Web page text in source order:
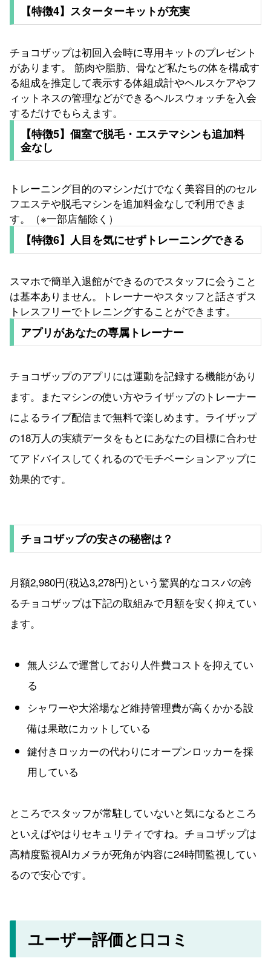
【特徴4】スターターキットが充実
チョコザップは初回入会時に専用キットのプレゼント
があります。 筋肉や脂肪、骨など私たちの体を構成す
る組成を推定して表示する体組成計やヘルスケアやフ
ィットネスの管理などができるヘルスウォッチを入会
するだけでもらえます。
【特徴5】個室で脱毛・エステマシンも追加料
金なし
トレーニング目的のマシンだけでなく美容目的のセル
フエステや脱毛マシンを追加料金なしで利用できま
す。（※一部店舗除く）
【特徴6】人目を気にせずトレーニングできる
スマホで簡単入退館ができるのでスタッフに会うこと
は基本ありません。トレーナーやスタッフと話さずス
トレスフリーでトレニングすることができます。
アプリがあなたの専属トレーナー
チョコザップのアプリには運動を記録する機能があり
ます。またマシンの使い方やライザップのトレーナー
によるライブ配信まで無料で楽しめます。ライザップ
の18万人の実績データをもとにあなたの目標に合わせ
てアドバイスしてくれるのでモチベーションアップに
効果的です。
チョコザップの安さの秘密は？
月額2,980円(税込3,278円)という驚異的なコスパの誇
るチョコザップは下記の取組みで月額を安く抑えてい
ます。
無人ジムで運営しており人件費コストを抑えてい
る
シャワーや大浴場など維持管理費が高くかかる設
備は果敢にカットしている
鍵付きロッカーの代わりにオープンロッカーを採
用している
ところでスタッフが常駐していないと気になるところ
といえばやはりセキュリティですね。チョコザップは
高精度監視AIカメラが死角が内容に24時間監視してい
るので安心です。
ユーザー評価と口コミ